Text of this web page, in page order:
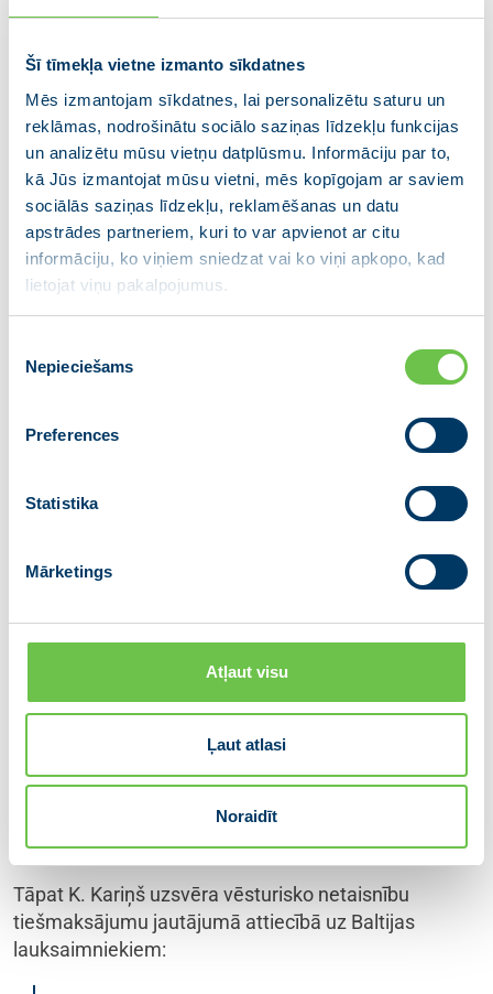
Šī tīmekļa vietne izmanto sīkdatnes
Mēs izmantojam sīkdatnes, lai personalizētu saturu un
reklāmas, nodrošinātu sociālo saziņas līdzekļu funkcijas
un analizētu mūsu vietņu datplūsmu. Informāciju par to,
kā Jūs izmantojat mūsu vietni, mēs kopīgojam ar saviem
sociālās saziņas līdzekļu, reklamēšanas un datu
apstrādes partneriem, kuri to var apvienot ar citu
informāciju, ko viņiem sniedzat vai ko viņi apkopo, kad
lietojat viņu pakalpojumus.
izvēle
Nepieciešams
Preferences
Statistika
Mārketings
Atļaut visu
Ļaut atlasi
Noraidīt
drauds ir dezinformācijas un atklātu melu
nekontrolēta izplatīšana Eiropas publiskajā telpā.
“Sociālie mediji ir izrādījies efektīvs
veids nepatiesas informācijas,
propagandas un atklātu melu plašai un
nekavējošai izplatīšanai. Aizvien vairāk
cilvēku informāciju iegūst nevis no
lieta – nopietni jāpārdomā, kādā veidā ar
un platformu atbildību par izplatīto
informāciju. Ir jāatrod smalks līdzsvars
starp atbildību un cenzūru. Mums šis
uzbrukums mūsu dzīvesveidam, tas ir
mēģinājums šķelt mūsu sabiedrību un
ziņas,” uzrunā uzsvēra K. Kariņš.
Turpinot uzrunu, Ministru prezidents akcentēja
Eiropas Savienības daudzgadu budžeta procesu,
norādot uz nepieciešamību turpināt kohēzijas politiku
– tai jābūt gudrai politikai, nodrošinot, ka
nabadzīgākie reģioni ienākumu ziņā tuvinās turīgiem
reģioniem.
Tāpat K. Kariņš uzsvēra vēsturisko netaisnību
tiešmaksājumu jautājumā attiecībā uz Baltijas
lauksaimniekiem: